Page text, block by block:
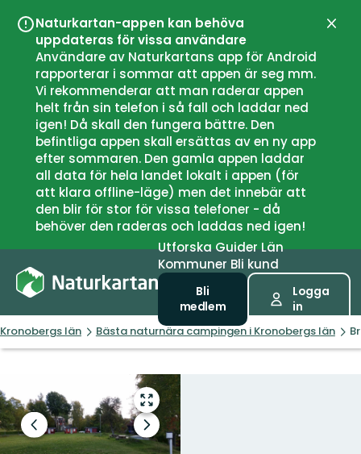
Naturkartan-appen kan behöva
uppdateras för vissa användare
Användare av Naturkartans app för Android
rapporterar i sommar att appen är seg mm.
Vi rekommenderar att man raderar appen
helt från sin telefon i så fall och laddar ned
igen! Då skall den fungera bättre. Den
befintliga appen skall ersättas av en ny app
efter sommaren. Den gamla appen laddar
all data för hela landet lokalt i appen (för
att klara offline-läge) men det innebär att
den blir för stor för vissa telefoner - då
behöver den raderas och laddas ned igen!
UtforskaGuiderLän
Kommuner Bli kund
Bli
medlem
Logga
in
Kronobergs län Bästa naturnära campingen i Kronobergs län
Gå
till
helskärmsläge
Föregående
bild
Nästa
bildspel